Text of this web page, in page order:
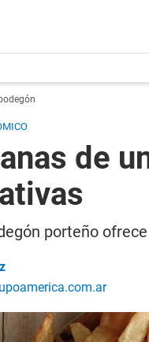
bodegón
de
porteño